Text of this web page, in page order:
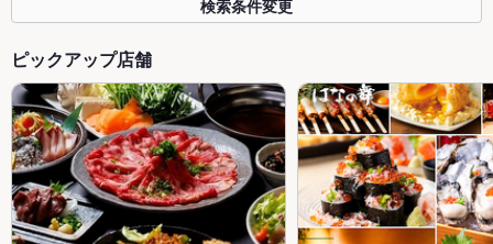
検索条件変更
ピックアップ店舗